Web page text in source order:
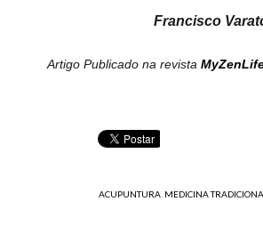
Francisco
Artigo Publicado na revista
ACUPUNTURA, MEDICINA